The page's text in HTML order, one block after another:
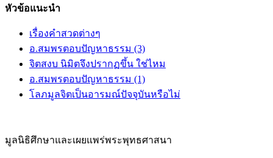
หัวข้อแนะนำ
เรื่องคำสวดต่างๆ
อ.สมพรตอบปัญหาธรรม (3)
จิตสงบ นิมิตจึงปรากฏขึ้น ใช่ไหม
อ.สมพรตอบปัญหาธรรม (1)
โลภมูลจิตเป็นอารมณ์ปัจจุบันหรือไม่
มูลนิธิศึกษาและเผยแพร่พระพุทธศาสนา